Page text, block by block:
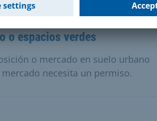
o espacios verdes
o mercado en suelo urbano
necesita un permiso.